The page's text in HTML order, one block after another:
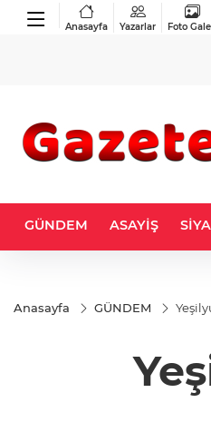
Anasayfa Yazarlar Foto
GÜNDEM ASAYİŞ
Anasayfa GÜNDEM